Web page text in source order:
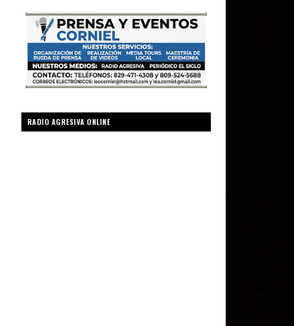
RADIO AGRESIVA ONLINE